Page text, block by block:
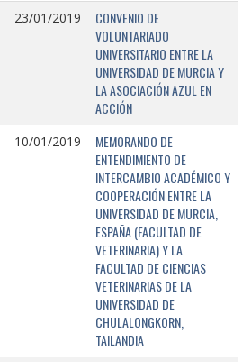
23/01/2019
CONVENIO DE
VOLUNTARIADO
UNIVERSITARIO ENTRE LA
UNIVERSIDAD DE MURCIA Y
LA ASOCIACIÓN AZUL EN
ACCIÓN
10/01/2019
MEMORANDO DE
ENTENDIMIENTO DE
INTERCAMBIO ACADÉMICO Y
COOPERACIÓN ENTRE LA
UNIVERSIDAD DE MURCIA,
ESPAÑA (FACULTAD DE
VETERINARIA) Y LA
FACULTAD DE CIENCIAS
VETERINARIAS DE LA
UNIVERSIDAD DE
CHULALONGKORN,
TAILANDIA